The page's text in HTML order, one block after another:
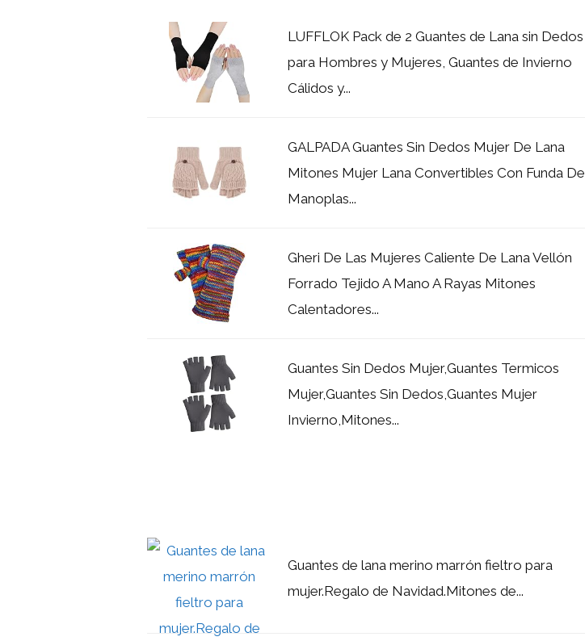
LUFFLOK Pack de 2 Guantes de Lana sin Dedos
para Hombres y Mujeres, Guantes de Invierno
Cálidos y...
GALPADA Guantes Sin Dedos Mujer De Lana
Mitones Mujer Lana Convertibles Con Funda De
Manoplas...
Gheri De Las Mujeres Caliente De Lana Vellón
Forrado Tejido A Mano A Rayas Mitones
Calentadores...
Guantes Sin Dedos Mujer,Guantes Termicos
Mujer,Guantes Sin Dedos,Guantes Mujer
Invierno,Mitones...
Guantes de lana merino marrón fieltro para
mujer.Regalo de Navidad.Mitones de...